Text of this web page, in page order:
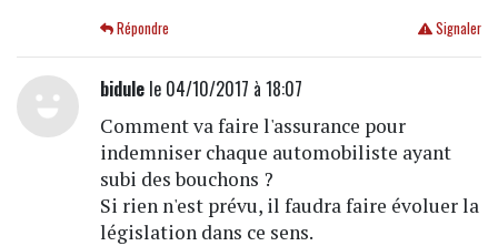
Signaler
Répondre
bidulele 04/10/2017 à 18:07
Comment va faire l'assurance pour
indemniser chaque automobiliste ayant
subi des bouchons ?
Si rien n'est prévu, il faudra faire évoluer la
législation dans ce sens.